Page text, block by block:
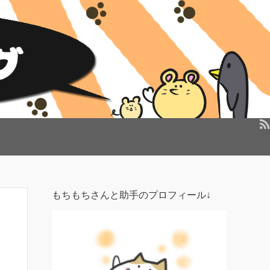
もちもちさんと助手のプロフィール↓